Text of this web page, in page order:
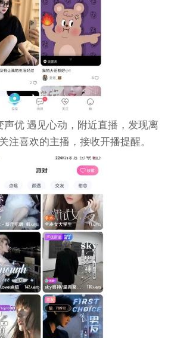
声优 遇见心动，附近直播，发现离
注喜欢的主播，接收开播提醒。